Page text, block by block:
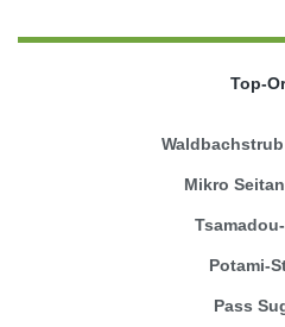
Top-
Mikro
Potami-
Pass